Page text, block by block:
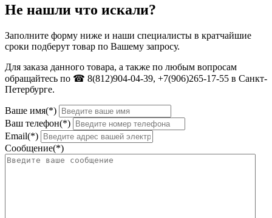
Не нашли что искали?
Заполните форму ниже и наши специалисты в кратчайшие
сроки подберут товар по Вашему запросу.
Для заказа данного товара, а также по любым вопросам
обращайтесь по ☎ 8(812)904-04-39, +7(906)265-17-55 в Санкт-
Петербурге.
Ваше имя(*)
Ваш телефон(*)
Email(*)
Сообщение(*)